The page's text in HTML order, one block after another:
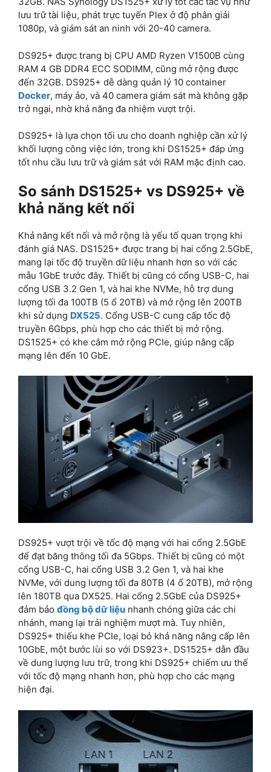
lưu trữ tài liệu, phát trực tuyến Plex ở độ phân giải
1080p, và giám sát an ninh với 20-40 camera.
DS925+ được trang bị CPU AMD Ryzen V1500B cùng
RAM 4 GB DDR4 ECC SODIMM, cũng mở rộng được
đến 32GB. DS925+ dễ dàng quản lý 10 container
Docker, máy ảo, và 40 camera giám sát mà không gặp
trở ngại, nhờ khả năng đa nhiệm vượt trội.
DS925+ là lựa chọn tối ưu cho doanh nghiệp cần xử lý
khối lượng công việc lớn, trong khi DS1525+ đáp ứng
tốt nhu cầu lưu trữ và giám sát với RAM mặc định cao.
So sánh DS1525+ vs DS925+ về
khả năng kết nối
Khả năng kết nối và mở rộng là yếu tố quan trọng khi
đánh giá NAS. DS1525+ được trang bị hai cổng 2.5GbE,
mang lại tốc độ truyền dữ liệu nhanh hơn so với các
mẫu 1GbE trước đây. Thiết bị cũng có cổng USB-C, hai
cổng USB 3.2 Gen 1, và hai khe NVMe, hỗ trợ dung
lượng tối đa 100TB (5 ổ 20TB) và mở rộng lên 200TB
khi sử dụng DX525. Cổng USB-C cung cấp tốc độ
truyền 6Gbps, phù hợp cho các thiết bị mở rộng.
DS1525+ có khe cắm mở rộng PCIe, giúp nâng cấp
mạng lên đến 10 GbE.
DS925+ vượt trội về tốc độ mạng với hai cổng 2.5GbE
để đạt băng thông tối đa 5Gbps. Thiết bị cũng có một
cổng USB-C, hai cổng USB 3.2 Gen 1, và hai khe
NVMe, với dung lượng tối đa 80TB (4 ổ 20TB), mở rộng
lên 180TB qua DX525. Hai cổng 2.5GbE của DS925+
đảm bảo đồng bộ dữ liệu nhanh chóng giữa các chi
nhánh, mang lại trải nghiệm mượt mà. Tuy nhiên,
DS925+ thiếu khe PCIe, loại bỏ khả năng nâng cấp lên
10GbE, một bước lùi so với DS923+. DS1525+ dẫn đầu
về dung lượng lưu trữ, trong khi DS925+ chiếm ưu thế
với tốc độ mạng nhanh hơn, phù hợp cho các mạng
hiện đại.